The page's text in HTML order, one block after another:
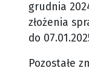
grudnia
złożenia
do
Pozostałe